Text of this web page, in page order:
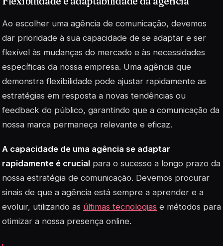
Ao escolher uma agência de comunicação, devemos
dar prioridade à sua capacidade de se adaptar e ser
flexível às mudanças do mercado e às necessidades
específicas da nossa empresa. Uma agência que
demonstra flexibilidade pode ajustar rapidamente as
estratégias em resposta a novas tendências ou
feedback do público, garantindo que a comunicação da
nossa marca permaneça relevante e eficaz.
A capacidade de uma agência se adaptar
rapidamente é crucial para o sucesso a longo prazo da
nossa estratégia de comunicação. Devemos procurar
sinais de que a agência está sempre a aprender e a
evoluir, utilizando as últimas tecnologias e métodos para
otimizar a nossa presença online.